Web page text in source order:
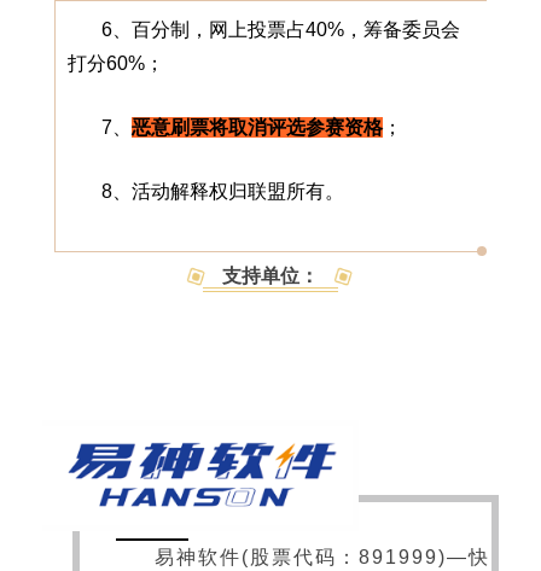
6、百分制，网上投票占40%，筹备委员会
打分60%；
7、 恶意刷票将取消评选参赛资格；
8、活动解释权归联盟所有。
支持单位：
易神软件(股票代码：891999)—快